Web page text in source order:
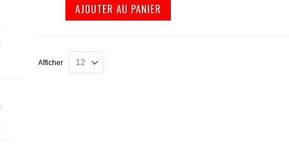
AJOUTER AU PANIER
Afficher
Retirer cet élément